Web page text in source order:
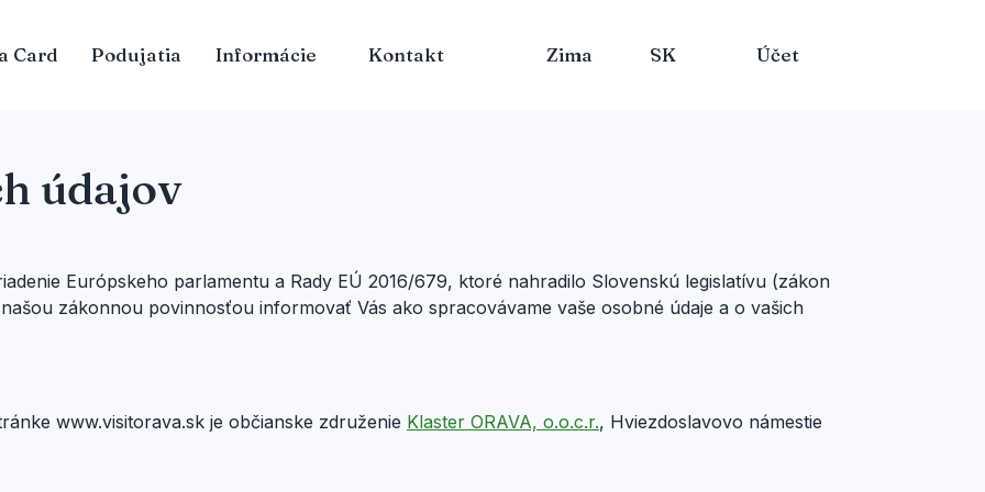
Card Podujatia Informácie Kontakt Zima SK Účet
údajov
Európskeho parlamentu a Rady EÚ 2016/679, ktoré nahradilo Slovenskú legislatívu (zákon
našou zákonnou povinnosťou informovať Vás ako spracovávame vaše osobné údaje a o vašich
www.visitorava.sk je občianske združenie Klaster ORAVA, o.o.c.r., Hviezdoslavovo námestie